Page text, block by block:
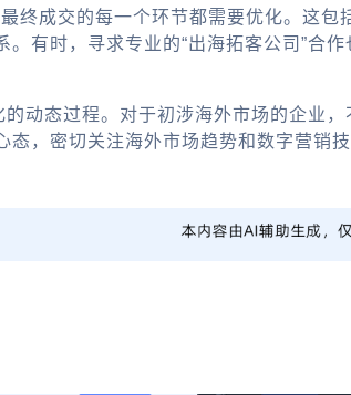
终成交的每一个环节都需要优化。这
有时，寻求专业的“出海拓客公司”合
动态过程。对于初涉海外市场的企业
，密切关注海外市场趋势和数字营销